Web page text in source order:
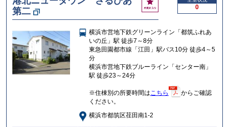
る
第二
気
に
入
り
0
横浜市営地下鉄グリーンライン「都筑ふれあ
いの丘」駅 徒歩7～8分
東急田園都市線「江田」駅バス10分 徒歩4～5
分
横浜市営地下鉄ブルーライン「センター南」
駅 徒歩23～24分
※住棟別の所要時間はこちら
からご確認
ください。
横浜市都筑区荏田南1-2